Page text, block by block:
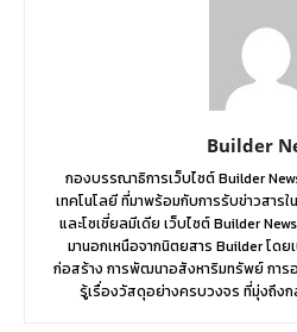
Builder
กองบรรณาธิการเว็บไซต์ Builder
เทคโนโลยี ที่มาพร้อมกับการรับข่าวสาร
และโซเชี่ยลมีเดีย เว็บไซต์ Builder
มานอกเหนือจากนิตยสาร Builder โดย
ก่อสร้าง การพัฒนาอสังหาริมทรัพย์ กา
รู้เรื่องวัสดุอย่างครบวงจร ที่มุ่งถึง